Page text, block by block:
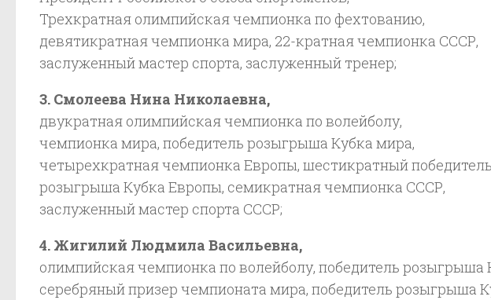
Трехкратная олимпийская чемпионка по фехтованию,
девятикратная чемпионка мира, 22-кратная чемпионка СССР,
заслуженный мастер спорта, заслуженный тренер;
3. Смолеева Нина Николаевна,
двукратная олимпийская чемпионка по волейболу,
чемпионка мира, победитель розыгрыша Кубка мира,
четырехкратная чемпионка Европы, шестикратный победитель
розыгрыша Кубка Европы, семикратная чемпионка СССР,
заслуженный мастер спорта СССР;
4. Жигилий Людмила Васильевна,
олимпийская чемпионка по волейболу, победитель розыгрыша
серебряный призер чемпионата мира, победитель розыгрыша